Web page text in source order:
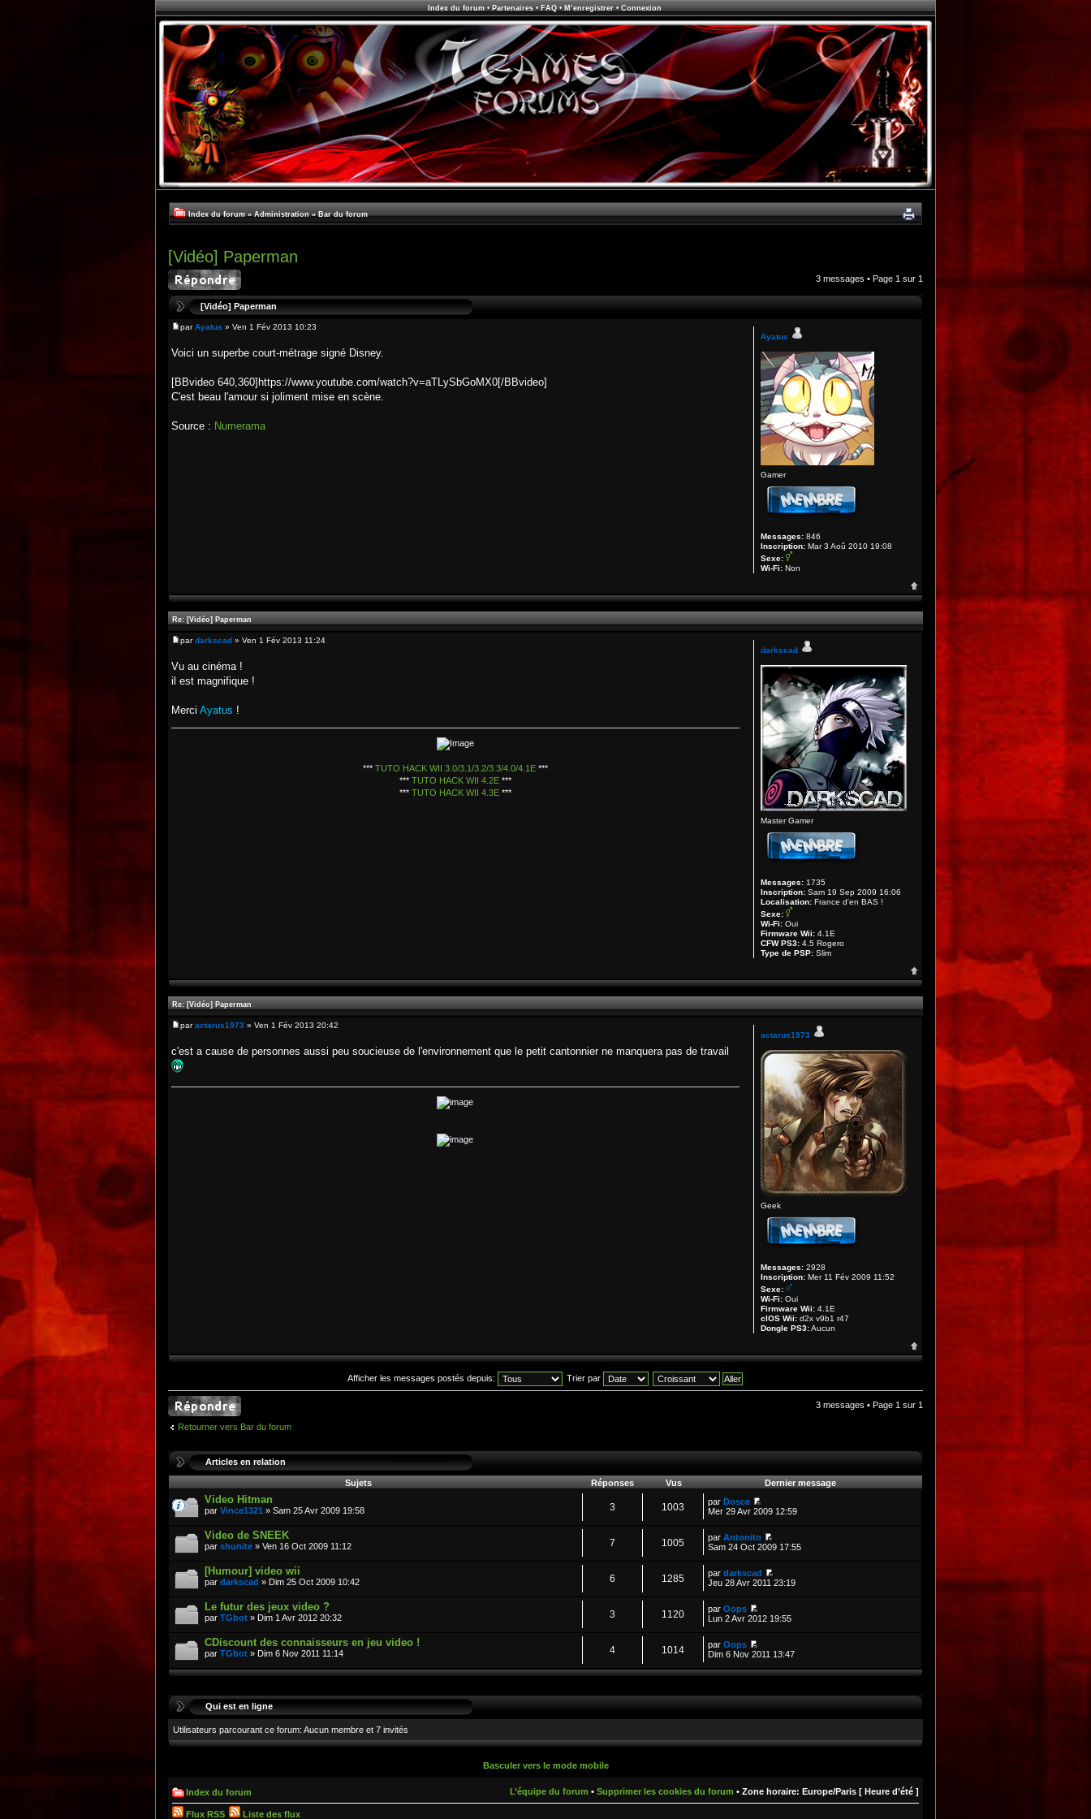
Index du forum• Partenaires• FAQ• M’enregistrer• Connexion
Index du forum » Administration » Bar du forum
[Vidéo] Paperman
3 messages • Page 1 sur 1
[Vidéo] Paperman
parAyatus » Ven 1 Fév 2013 10:23
Voici un superbe court-métrage signé Disney.
[BBvideo 640,360]https://www.youtube.com/watch?v=aTLySbGoMX0[/BBvideo]
C'est beau l'amour si joliment mise en scène.
Source : Numerama
Ayatus
Gamer
Messages: 846
Inscription: Mar 3 Aoû 2010 19:08
Sexe:
Wi-Fi: Non
Re: [Vidéo] Paperman
pardarkscad » Ven 1 Fév 2013 11:24
Vu au cinéma !
il est magnifique !
Merci Ayatus !
*** TUTO HACK WII 3.0/3.1/3.2/3.3/4.0/4.1E***
*** TUTO HACK WII 4.2E***
*** TUTO HACK WII 4.3E***
darkscad
Master Gamer
Messages: 1735
Inscription: Sam 19 Sep 2009 16:06
Localisation: France d'en BAS !
Sexe:
Wi-Fi: Oui
Firmware Wii: 4.1E
CFW PS3: 4.5 Rogero
Type de PSP: Slim
Re: [Vidéo] Paperman
paractarus1973 » Ven 1 Fév 2013 20:42
c'est a cause de personnes aussi peu soucieuse de l'environnement que le petit cantonnier ne manquera pas de travail
actarus1973
Geek
Messages: 2928
Inscription: Mer 11 Fév 2009 11:52
Sexe:
Wi-Fi: Oui
Firmware Wii: 4.1E
cIOS Wii: d2x v9b1 r47
Dongle PS3:Aucun
Afficher les messages postés depuis: Trier par
3 messages • Page 1 sur 1
Retourner vers Bar du forum
Articles en relation
Sujets Réponses Vus Dernier message
Video Hitman
par Vince1321 » Sam 25 Avr 2009 19:58 3 1003 par Dosce
Mer 29 Avr 2009 12:59
Video de SNEEK
par shunite » Ven 16 Oct 2009 11:12 7 1005 par Antonito
Sam 24 Oct 2009 17:55
[Humour] video wii
par darkscad » Dim 25 Oct 2009 10:42 6 1285 par darkscad
Jeu 28 Avr 2011 23:19
Le futur des jeux video ?
par TGbot » Dim 1 Avr 2012 20:32 3 1120 par Oops
Lun 2 Avr 2012 19:55
CDiscount des connaisseurs en jeu video !
par TGbot » Dim 6 Nov 2011 11:14 4 1014 par Oops
Dim 6 Nov 2011 13:47
Qui est en ligne
Utilisateurs parcourant ce forum: Aucun membre et 7 invités
Basculer vers le mode mobile
Index du forum L’équipe du forum • Supprimer les cookies du forum • Zone horaire: Europe/Paris [ Heure d’été ]
Flux RSS Liste des flux